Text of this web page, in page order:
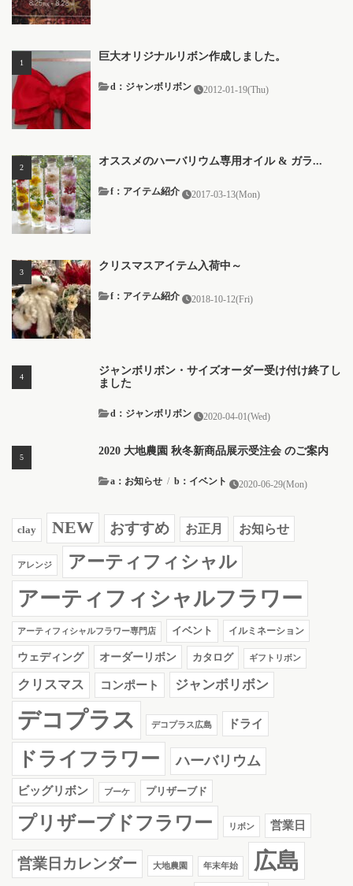
巨大オリジナルリボン作成しました。
2012-01-19(Thu)
d：ジャンボリボン
オススメのハーバリウム専用オイル & ガラ...
2017-03-13(Mon)
f：アイテム紹介
クリスマスアイテム入荷中～
2018-10-12(Fri)
f：アイテム紹介
ジャンボリボン・サイズオーダー受け付け終了し
ました
2020-04-01(Wed)
d：ジャンボリボン
2020 大地農園 秋冬新商品展示受注会 のご案内
2020-06-29(Mon)
a：お知らせ / b：イベント
clay NEW おすすめ お正月 お知らせ
アレンジ アーティフィシャル
アーティフィシャルフラワー
アーティフィシャルフラワー専門店 イベント イルミネーション
ウェディング オーダーリボン カタログ ギフトリボン
クリスマス コンポート ジャンボリボン
デコプラス デコプラス広島 ドライ
ドライフラワー ハーバリウム
ビッグリボン ブーケ プリザーブド
プリザーブドフラワー リボン 営業日
営業日カレンダー 大地農園 年末年始 広島